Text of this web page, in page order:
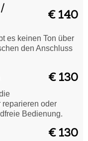
€ 140
es keinen Ton über
den Anschluss
€ 130
reparieren oder
Bedienung.
€ 130